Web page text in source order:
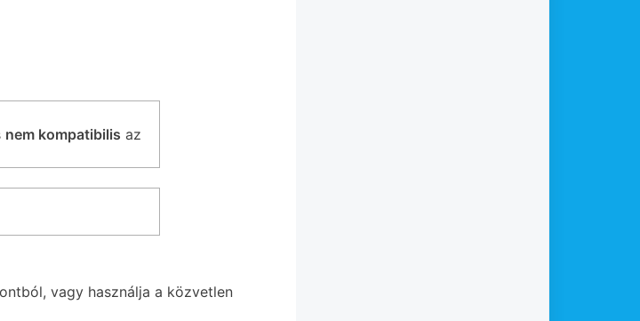
nem kompatibilis az
vagy használja a közvetlen